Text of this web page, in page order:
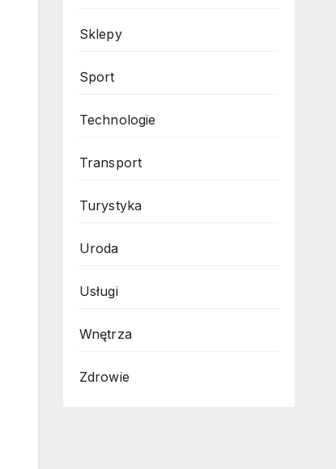
Sklepy
Sport
Technologie
Transport
Turystyka
Uroda
Usługi
Wnętrza
Zdrowie